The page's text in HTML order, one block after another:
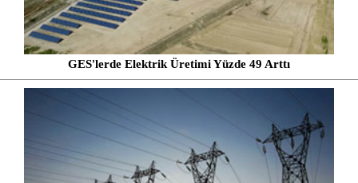
GES'lerde Elektrik Üretimi Yüzde 49 Arttı